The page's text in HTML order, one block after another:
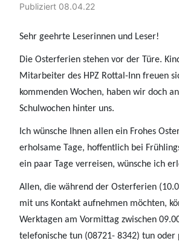
Publiziert 08.04.22
Sehr geehrte Leserinnen und Leser!
Die Osterferien stehen vor der Türe.
Mitarbeiter des HPZ Rottal-Inn freuen
kommenden Wochen, haben wir doch
Schulwochen hinter uns.
Ich wünsche Ihnen allen ein Frohes
erholsame Tage, hoffentlich bei
ein paar Tage verreisen, wünsche ich
Allen, die während der Osterferien
mit uns Kontakt aufnehmen möchten,
Werktagen am Vormittag zwischen
telefonische tun (08721- 8342) tun oder